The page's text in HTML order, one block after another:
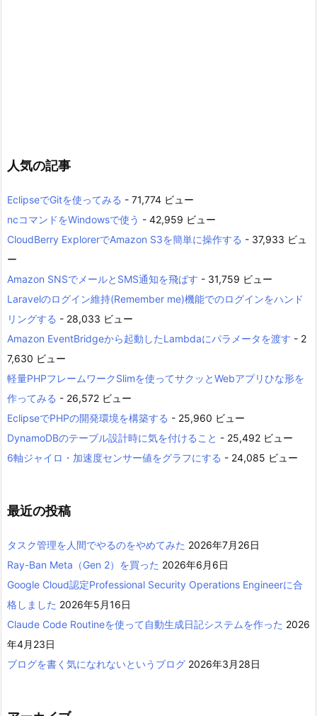
人気の記事
EclipseでGitを使ってみる - 71,774 ビュー
ncコマンドをWindowsで使う - 42,959 ビュー
CloudBerry ExplorerでAmazon S3を簡単に操作する - 37,933 ビュ
ー
Amazon SNSでメールとSMS通知を飛ばす - 31,759 ビュー
Laravelのログイン維持(Remember me)機能でのログインをハンド
リングする - 28,033 ビュー
Amazon EventBridgeから起動したLambdaにパラメータを渡す - 2
7,630 ビュー
軽量PHPフレームワークSlimを使ってサクッとWebアプリひな形を
作ってみる - 26,572 ビュー
EclipseでPHPの開発環境を構築する - 25,960 ビュー
DynamoDBのテーブル設計時に気を付けること - 25,492 ビュー
6軸ジャイロ・加速度センサー値をグラフにする - 24,085 ビュー
最近の投稿
タスク管理を人間でやるのをやめてみた 2026年7月26日
Ray-Ban Meta（Gen 2）を買った 2026年6月6日
Google Cloud認定Professional Security Operations Engineerに合
格しました 2026年5月16日
Claude Code Routineを使って自動生成日記システムを作った 2026
年4月23日
ブログを書く気になれないというブログ 2026年3月28日